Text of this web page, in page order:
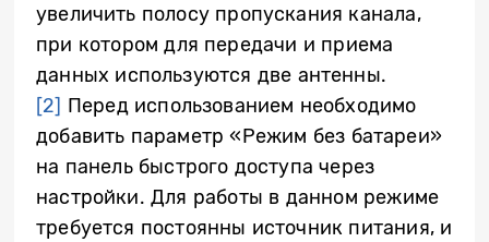
увеличить полосу пропускания канала,
при котором для передачи и приема
данных используются две антенны.
[2] Перед использованием необходимо
добавить параметр «Режим без батареи»
на панель быстрого доступа через
настройки. Для работы в данном режиме
требуется постоянны источник питания, и